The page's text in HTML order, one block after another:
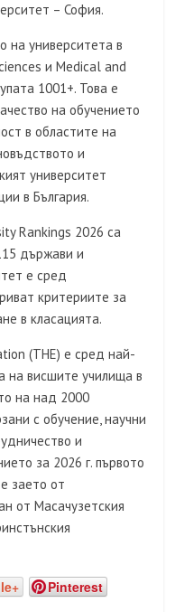
– София.
на университета в
и Medical and
1001+. Това е
на обучението
в областите на
и
университет
в България.
Rankings 2026 са
държави и
е сред
критериите за
в класацията.
(THE) е сред най-
на висшите училища в
на над 2000
с обучение, научни
и
за 2026 г. първото
заето от
от Масачузетския
Pinterest